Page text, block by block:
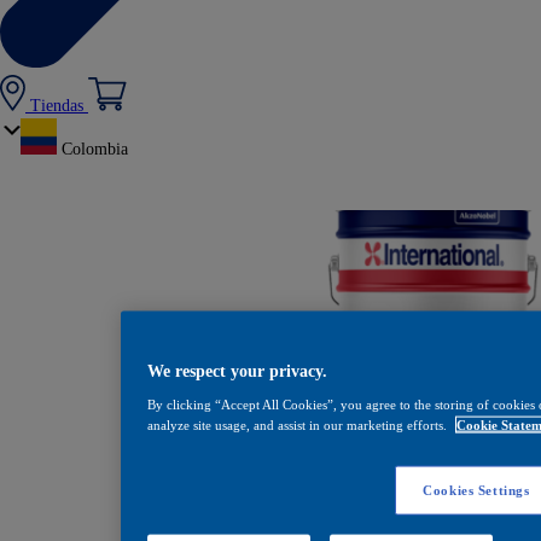
Tiendas
Colombia
We respect your privacy.
By clicking “Accept All Cookies”, you agree to the storing of
analyze site usage, and assist in our marketing efforts.
Cookie
Cookies Settings